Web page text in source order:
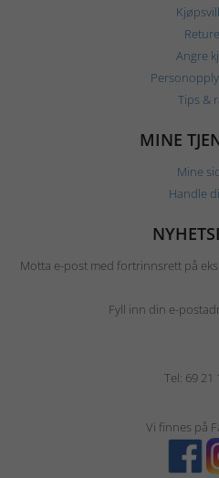
Angre
Tips &
MINE
Mine
Handle
Motta e-post med fortrinnsrett på
Fyll inn din e-
Tel: 69 21
Vi finnes på